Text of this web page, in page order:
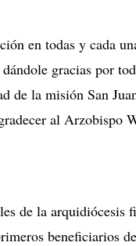
en todas y cada
gracias por
de la misión San
al Arzobispo
de la
beneficiarios